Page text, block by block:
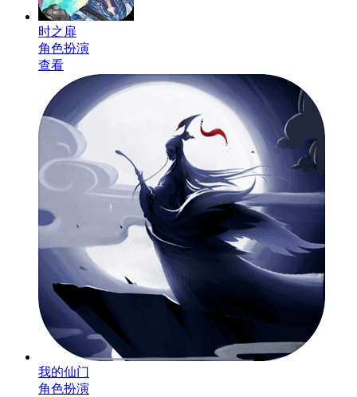
时之扉
角色扮演
查看
我的仙门
角色扮演